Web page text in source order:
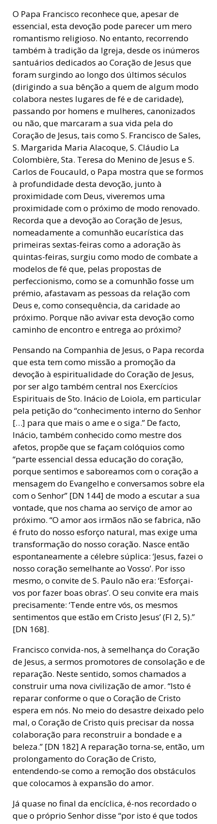
O Papa Francisco reconhece que, apesar de
essencial, esta devoção pode parecer um mero
romantismo religioso. No entanto, recorrendo
também à tradição da Igreja, desde os inúmeros
santuários dedicados ao Coração de Jesus que
foram surgindo ao longo dos últimos séculos
(dirigindo a sua bênção a quem de algum modo
colabora nestes lugares de fé e de caridade),
passando por homens e mulheres, canonizados
ou não, que marcaram a sua vida pela do
Coração de Jesus, tais como S. Francisco de Sales,
S. Margarida Maria Alacoque, S. Cláudio La
Colombière, Sta. Teresa do Menino de Jesus e S.
Carlos de Foucauld, o Papa mostra que se formos
à profundidade desta devoção, junto à
proximidade com Deus, viveremos uma
proximidade com o próximo de modo renovado.
Recorda que a devoção ao Coração de Jesus,
nomeadamente a comunhão eucarística das
primeiras sextas-feiras como a adoração às
quintas-feiras, surgiu como modo de combate a
modelos de fé que, pelas propostas de
perfeccionismo, como se a comunhão fosse um
prémio, afastavam as pessoas da relação com
Deus e, como consequência, da caridade ao
próximo. Porque não avivar esta devoção como
caminho de encontro e entrega ao próximo?
Pensando na Companhia de Jesus, o Papa recorda
que esta tem como missão a promoção da
devoção à espiritualidade do Coração de Jesus,
por ser algo também central nos Exercícios
Espirituais de Sto. Inácio de Loiola, em particular
pela petição do “conhecimento interno do Senhor
[…] para que mais o ame e o siga.” De facto,
Inácio, também conhecido como mestre dos
afetos, propõe que se façam colóquios como
“parte essencial dessa educação do coração,
porque sentimos e saboreamos com o coração a
mensagem do Evangelho e conversamos sobre ela
com o Senhor” [DN 144] de modo a escutar a sua
vontade, que nos chama ao serviço de amor ao
próximo. “O amor aos irmãos não se fabrica, não
é fruto do nosso esforço natural, mas exige uma
transformação do nosso coração. Nasce então
espontaneamente a célebre súplica: ‘Jesus, fazei o
nosso coração semelhante ao Vosso’. Por isso
mesmo, o convite de S. Paulo não era: ‘Esforçai-
vos por fazer boas obras’. O seu convite era mais
precisamente: ‘Tende entre vós, os mesmos
sentimentos que estão em Cristo Jesus’ (Fl 2, 5).”
[DN 168].
Francisco convida-nos, à semelhança do Coração
de Jesus, a sermos promotores de consolação e de
reparação. Neste sentido, somos chamados a
construir uma nova civilização de amor. “Isto é
reparar conforme o que o Coração de Cristo
espera em nós. No meio do desastre deixado pelo
mal, o Coração de Cristo quis precisar da nossa
colaboração para reconstruir a bondade e a
beleza.” [DN 182] A reparação torna-se, então, um
prolongamento do Coração de Cristo,
entendendo-se como a remoção dos obstáculos
que colocamos à expansão do amor.
Já quase no final da encíclica, é-nos recordado o
que o próprio Senhor disse “por isto é que todos